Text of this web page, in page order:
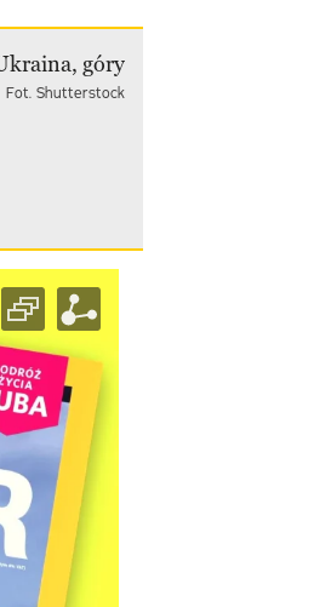
Fot. Shutterstock